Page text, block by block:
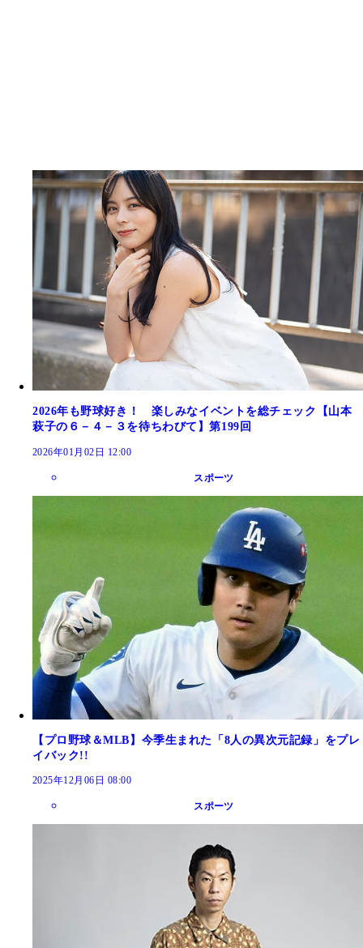
2026年も野球好き！ 楽しみなイベントを総チェック【山本
萩子の６－４－３を待ちわびて】第199回
2026年01月02日 12:00
スポーツ
【プロ野球＆MLB】今季生まれた「8人の異次元記録」をプレ
イバック!!
2025年12月06日 08:00
スポーツ